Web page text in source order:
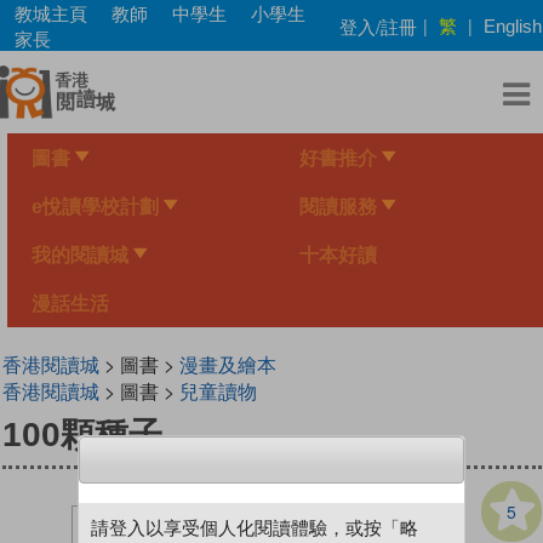
Skip
main
content
教城主頁 教師 中學生
小學生
家長
登入/註冊 | 繁 | English
圖書 好書推介
e悅讀學校計劃 閱讀服務
我的閱讀城 十本好讀
漫話生活
香港閱讀城> 圖書 > 漫畫及繪本
香港閱讀城> 圖書 > 兒童讀物
100顆種子
5
請登入以享受個人化閱讀體驗，或按「略